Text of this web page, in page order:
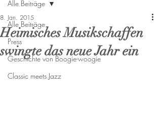
Alle Beiträge
Press
Geschichte von Boogie-woogie
Classic meets Jazz
Alle Beiträge
Heimisches Musikschaffen
swingte das neue Jahr ein
8. Jan. 2015